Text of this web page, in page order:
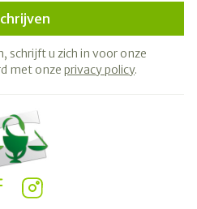
schrijft u zich in voor onze
met onze privacy policy.